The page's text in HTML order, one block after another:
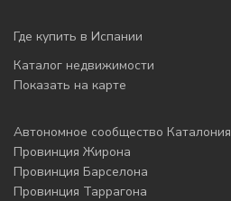
Где купить в Испании
Каталог недвижимости
Показать на карте
Автономное сообщество Каталония
Провинция Жирона
Провинция Барселона
Провинция Таррагона